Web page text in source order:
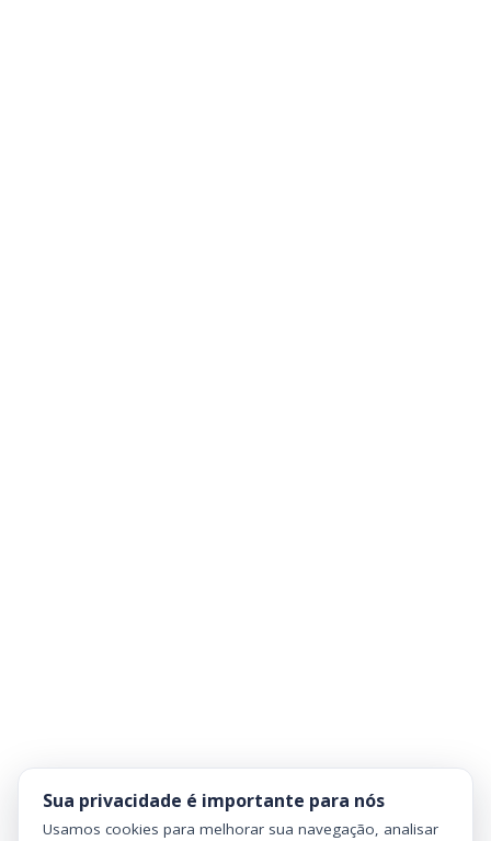
Sua privacidade é importante para nós
Usamos cookies para melhorar sua navegação, analisar